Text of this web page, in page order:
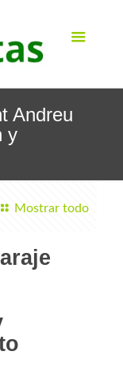
Andreu
y
Mostrar todo